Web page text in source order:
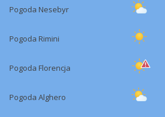
Pogoda Nesebyr
Pogoda Rimini
Pogoda Florencja
Pogoda Alghero